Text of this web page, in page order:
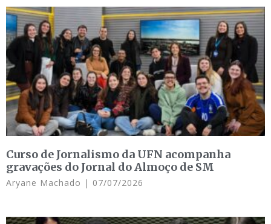
Curso de Jornalismo da UFN acompanha
gravações do Jornal do Almoço de SM
Aryane Machado 07/07/2026